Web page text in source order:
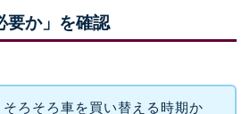
要か」を確認
そろそろ車を買い替える時期か